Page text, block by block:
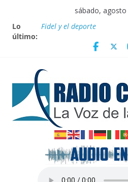
contenido
sábado, agosto
Lo
último:
Fidel y el deporte
Vanguardia por 3 años
renovables en Cuba
Nota oficial del Gobierno